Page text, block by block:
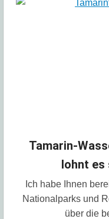
Tamarin-
lohnt es
Ich habe Ihnen
Nationalparks und
über die